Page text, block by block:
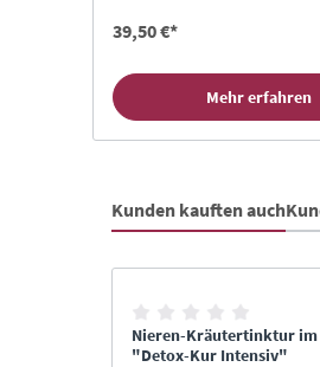
39,50 €*
Mehr erfahren
Kunden kauften auch
Nieren-Kräutertinktur im
"Detox-Kur Intensiv"